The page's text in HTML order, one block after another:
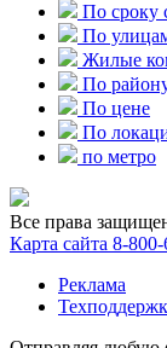
По сроку
По
Жилые
По
По цене
По
по метро
Все права
Карта сайта 8-
Реклама